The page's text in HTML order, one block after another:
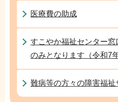
医療費の助成
すこやか福祉センター窓
のみとなります（令和7
難病等の方々の障害福祉